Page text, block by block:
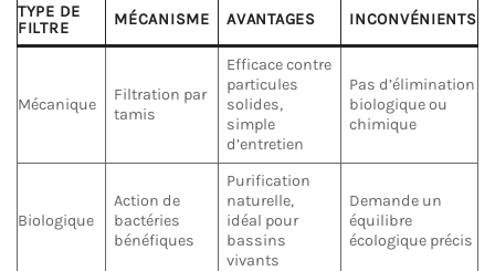
TYPE DE
FILTRE
MÉCANISME AVANTAGES INCONVÉNIENTS
Mécanique
Filtration par
tamis
Efficace contre
particules
solides,
simple
d’entretien
Pas d’élimination
biologique ou
chimique
Biologique
Action de
bactéries
bénéfiques
Purification
naturelle,
idéal pour
bassins
vivants
Demande un
équilibre
écologique précis